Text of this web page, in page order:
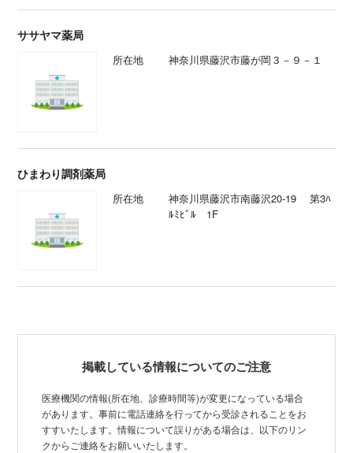
ササヤマ薬局
所在地 神奈川県藤沢市藤が岡３－９－１
ひまわり調剤薬局
所在地
神奈川県藤沢市南藤沢20-19 第3ﾊ
ﾙﾐﾋﾞﾙ 1F
掲載している情報についてのご注意
医療機関の情報(所在地、診療時間等)が変更になっている場合
があります。事前に電話連絡を行ってから受診されることをお
すすいたします。情報について誤りがある場合は、以下のリン
クからご連絡をお願いいたします。